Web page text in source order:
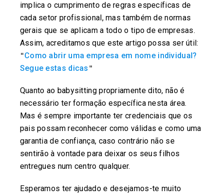
implica o cumprimento de regras específicas de
cada setor profissional, mas também de normas
gerais que se aplicam a todo o tipo de empresas.
Assim, acreditamos que este artigo possa ser útil:
"Como abrir uma empresa em nome individual?
Segue estas dicas "
Quanto ao babysitting propriamente dito, não é
necessário ter formação específica nesta área.
Mas é sempre importante ter credenciais que os
pais possam reconhecer como válidas e como uma
garantia de confiança, caso contrário não se
sentirão à vontade para deixar os seus filhos
entregues num centro qualquer.
Esperamos ter ajudado e desejamos-te muito